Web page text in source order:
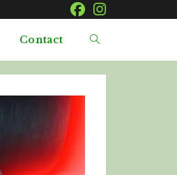
Contact Toggle